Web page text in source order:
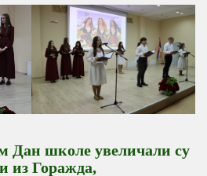
Дан школе увеличали су
из Горажда,